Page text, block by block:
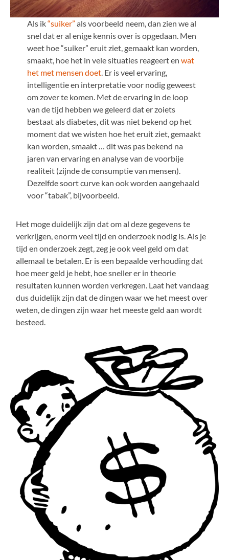
Als ik“suiker” als voorbeeld neem, dan zien we al
snel dat er al enige kennis over is opgedaan. Men
weet hoe “suiker” eruit ziet, gemaakt kan worden,
smaakt, hoe het in vele situaties reageert en wat
het met mensen doet. Er is veel ervaring,
intelligentie en interpretatie voor nodig geweest
om zover te komen. Met de ervaring in de loop
van de tijd hebben we geleerd dat er zoiets
bestaat als diabetes, dit was niet bekend op het
moment dat we wisten hoe het eruit ziet, gemaakt
kan worden, smaakt … dit was pas bekend na
jaren van ervaring en analyse van de voorbije
realiteit (zijnde de consumptie van mensen).
Dezelfde soort curve kan ook worden aangehaald
voor “tabak”, bijvoorbeeld.
Het moge duidelijk zijn dat om al deze gegevens te
verkrijgen, enorm veel tijd en onderzoek nodig is. Als je
tijd en onderzoek zegt, zeg je ook veel geld om dat
allemaal te betalen. Er is een bepaalde verhouding dat
hoe meer geld je hebt, hoe sneller er in theorie
resultaten kunnen worden verkregen. Laat het vandaag
dus duidelijk zijn dat de dingen waar we het meest over
weten, de dingen zijn waar het meeste geld aan wordt
besteed.